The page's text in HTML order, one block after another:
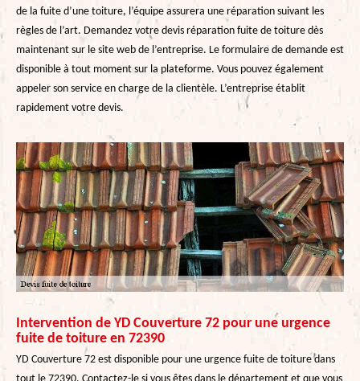
de la fuite d’une toiture, l’équipe assurera une réparation suivant les
règles de l’art. Demandez votre devis réparation fuite de toiture dès
maintenant sur le site web de l’entreprise. Le formulaire de demande est
disponible à tout moment sur la plateforme. Vous pouvez également
appeler son service en charge de la clientèle. L’entreprise établit
rapidement votre devis.
Intervention de YD Couverture 72 pour une urgence
fuite de toiture en 72390
YD Couverture 72 est disponible pour une urgence fuite de toiture dans